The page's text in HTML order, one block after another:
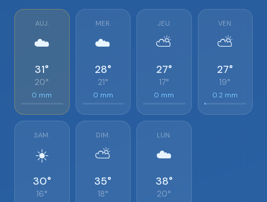
AUJ.
☁️
31°
20°
0 mm
MER.
☁️
28°
21°
0 mm
JEU.
⛅
27°
17°
0 mm
VEN.
⛅
27°
19°
0.2 mm
SAM.
☀️
30°
16°
DIM.
⛅
35°
18°
LUN.
☁️
38°
20°